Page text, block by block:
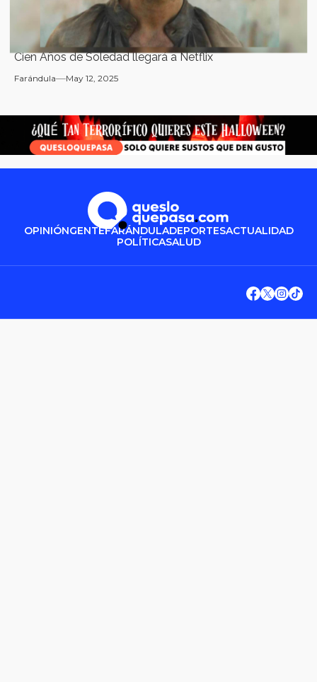
Cien Años de Soledad llegará a Netflix
Farándula May 12, 2025
OPINIÓNGENTEFARÁNDULADEPORTESACTUALIDAD
POLÍTICASALUD